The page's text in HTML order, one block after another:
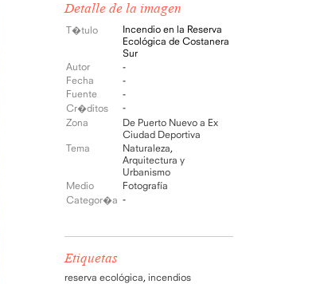
Detalle de la imagen
T�tulo
Incendio en la Reserva
Ecológica de Costanera
Sur
Autor
-
Fecha
-
Fuente
-
Cr�ditos
-
Zona
De Puerto Nuevo a Ex
Ciudad Deportiva
Tema
Naturaleza,
Arquitectura y
Urbanismo
Medio
Fotografía
Categor�a -
Etiquetas
reserva ecológica, incendios